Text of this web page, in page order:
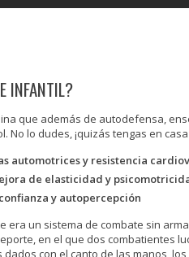
INFANTIL?
que además de autodefensa,
No lo dudes, ¡quizás tengas en
automotrices y resistencia
de elasticidad y
y autopercepción
era un sistema de combate sin
en el que dos combatientes
con el canto de las manos,